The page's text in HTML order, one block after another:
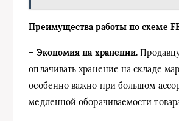
Преимущества работы по схеме
– Экономия на хранении.
оплачивать хранение на складе
особенно важно при большом
медленной оборачиваемости